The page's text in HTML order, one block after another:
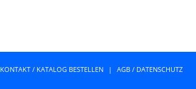
KONTAKT / KATALOG BESTELLEN |
AGB / DATENSCHUTZ